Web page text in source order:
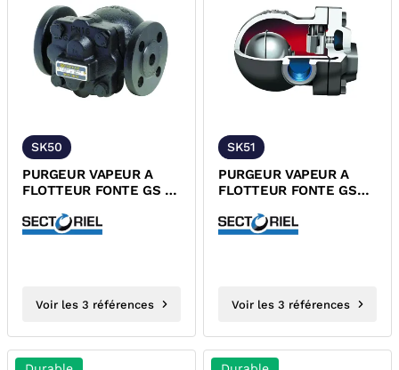
SK50
PURGEUR VAPEUR A
FLOTTEUR FONTE GS A
Voir les 3 références
SK51
PURGEUR VAPEUR A
FLOTTEUR FONTE GS
Voir les 3 références